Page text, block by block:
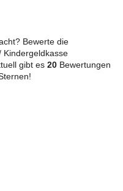
Bewerte die
Kindergeldkasse
gibt es 20 Bewertungen